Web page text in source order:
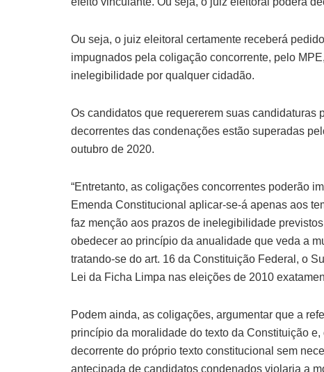
Ou seja, o juiz eleitoral certamente receberá
impugnados pela coligação concorrente, pelo
inelegibilidade por qualquer cidadão.
Os candidatos que requererem suas
decorrentes das condenações estão superadas
outubro de 2020.
“Entretanto, as coligações concorrentes poderão
Emenda Constitucional aplicar-se-á apenas aos
faz menção aos prazos de inelegibilidade
obedecer ao princípio da anualidade que veda a
tratando-se do art. 16 da Constituição Federal, o
Lei da Ficha Limpa nas eleições de 2010
Podem ainda, as coligações, argumentar que a
princípio da moralidade do texto da Constituição
decorrente do próprio texto constitucional sem
antecipada de candidatos condenados violaria a